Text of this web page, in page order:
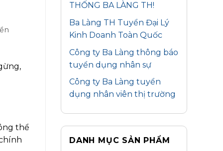
thể
THỐNG BA LÀNG TH!
Ba Làng TH Tuyển Đại Lý
Kinh Doanh Toàn Quốc
Công ty Ba Làng thông báo
tuyển dụng nhân sự
Công ty Ba Làng tuyển
dụng nhân viên thị trường
DANH MỤC SẢN PHẨM